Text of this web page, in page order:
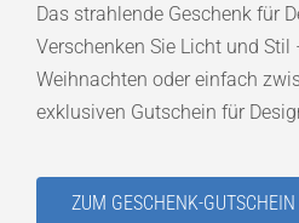
Das strahlende Geschenk für
Verschenken Sie Licht und
Weihnachten oder einfach
exklusiven Gutschein für
ZUM GESCHENK-GUTSCHEIN